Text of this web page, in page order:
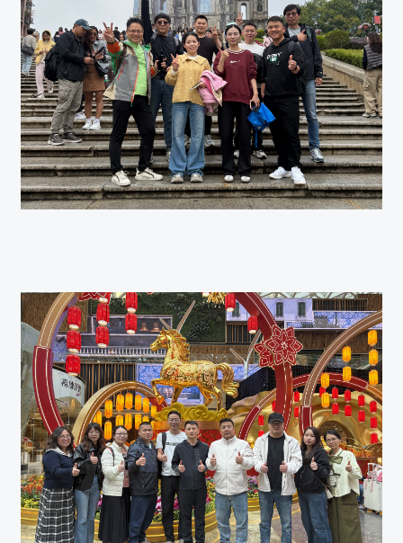
我们重视您的隐私
我们使用 cookie 来个性化和增强您在我们网站上的浏览体验。点击“接
受所有 Cookie”，即表示您同意使用 Cookie。您可以阅读我们的
Cookie政策 以了解更多信息。
了解详情 接受